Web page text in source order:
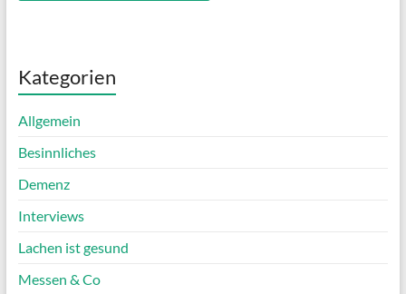
Kategorien
Allgemein
Besinnliches
Demenz
Interviews
Lachen ist gesund
Messen & Co